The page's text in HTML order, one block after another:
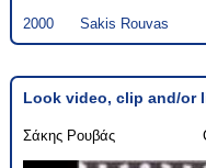
2000
Sakis Rouvas
Look video, clip and/or
Σάκης Ρουβάς